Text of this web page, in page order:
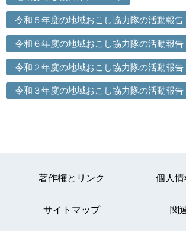
令和５年度の地域おこし協力隊の活動報告
令和６年度の地域おこし協力隊の活動報告
令和２年度の地域おこし協力隊の活動報告
令和３年度の地域おこし協力隊の活動報告
著作権とリンク 個人
サイトマップ 関